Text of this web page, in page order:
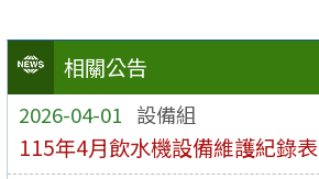
相關公告
2026-04-01 設備組
115年4月飲水機設備維護紀錄表